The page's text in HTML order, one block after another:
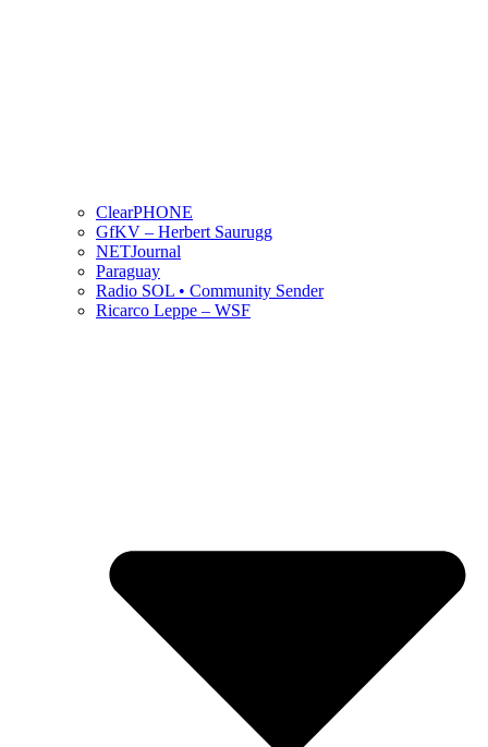
ClearPHONE
GfKV – Herbert Saurugg
NETJournal
Paraguay
Radio SOL • Community Sender
Ricarco Leppe – WSF